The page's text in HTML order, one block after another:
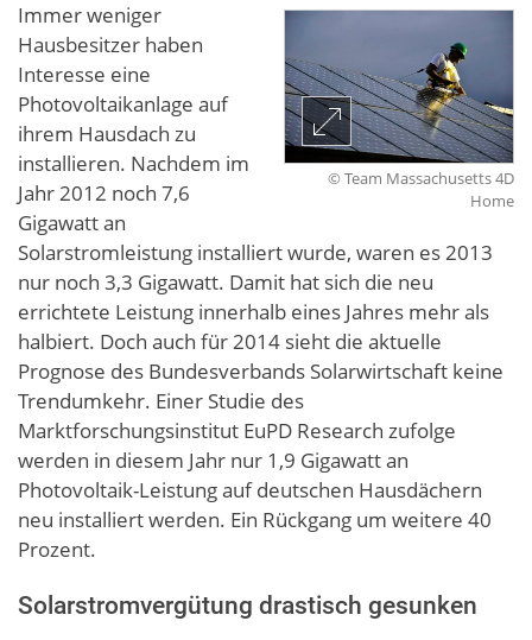
© Team Massachusetts 4D
Home
Immer weniger
Hausbesitzer haben
Interesse eine
Photovoltaikanlage auf
ihrem Hausdach zu
installieren. Nachdem im
Jahr 2012 noch 7,6
Gigawatt an
Solarstromleistung installiert wurde, waren es 2013
nur noch 3,3 Gigawatt. Damit hat sich die neu
errichtete Leistung innerhalb eines Jahres mehr als
halbiert. Doch auch für 2014 sieht die aktuelle
Prognose des Bundesverbands Solarwirtschaft keine
Trendumkehr. Einer Studie des
Marktforschungsinstitut EuPD Research zufolge
werden in diesem Jahr nur 1,9 Gigawatt an
Photovoltaik-Leistung auf deutschen Hausdächern
neu installiert werden. Ein Rückgang um weitere 40
Prozent.
Solarstromvergütung drastisch gesunken